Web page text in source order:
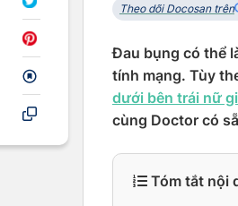
Theo dõi Docosan trên
Đau bụng có thể
tính mạng. Tùy
dưới bên trái nữ
cùng Doctor có
Tóm tắt nội